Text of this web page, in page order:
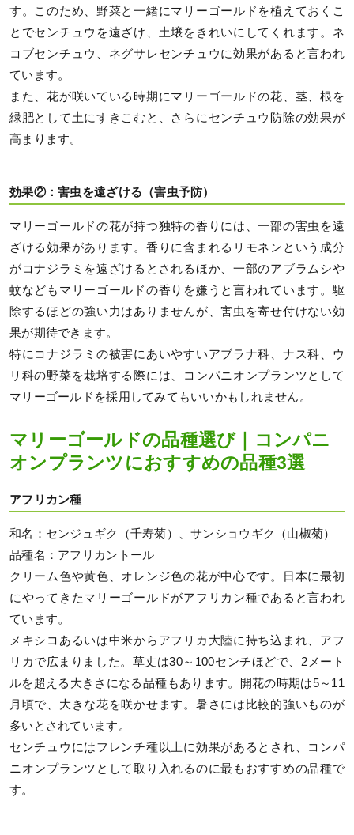
す。このため、野菜と一緒にマリーゴールドを植えておくこ
とでセンチュウを遠ざけ、土壌をきれいにしてくれます。ネ
コブセンチュウ、ネグサレセンチュウに効果があると言われ
ています。
また、花が咲いている時期にマリーゴールドの花、茎、根を
緑肥として土にすきこむと、さらにセンチュウ防除の効果が
高まります。
効果②：害虫を遠ざける（害虫予防）
マリーゴールドの花が持つ独特の香りには、一部の害虫を遠
ざける効果があります。香りに含まれるリモネンという成分
がコナジラミを遠ざけるとされるほか、一部のアブラムシや
蚊などもマリーゴールドの香りを嫌うと言われています。駆
除するほどの強い力はありませんが、害虫を寄せ付けない効
果が期待できます。
特にコナジラミの被害にあいやすいアブラナ科、ナス科、ウ
リ科の野菜を栽培する際には、コンパニオンプランツとして
マリーゴールドを採用してみてもいいかもしれません。
マリーゴールドの品種選び｜コンパニ
オンプランツにおすすめの品種3選
アフリカン種
和名：センジュギク（千寿菊）、サンショウギク（山椒菊）
品種名：アフリカントール
クリーム色や黄色、オレンジ色の花が中心です。日本に最初
にやってきたマリーゴールドがアフリカン種であると言われ
ています。
メキシコあるいは中米からアフリカ大陸に持ち込まれ、アフ
リカで広まりました。草丈は30～100センチほどで、2メート
ルを超える大きさになる品種もあります。開花の時期は5～11
月頃で、大きな花を咲かせます。暑さには比較的強いものが
多いとされています。
センチュウにはフレンチ種以上に効果があるとされ、コンパ
ニオンプランツとして取り入れるのに最もおすすめの品種で
す。